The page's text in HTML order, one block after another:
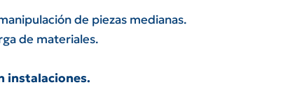
de piezas medianas.
de materiales.
instalaciones.